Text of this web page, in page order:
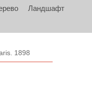
Ландшафт
1898